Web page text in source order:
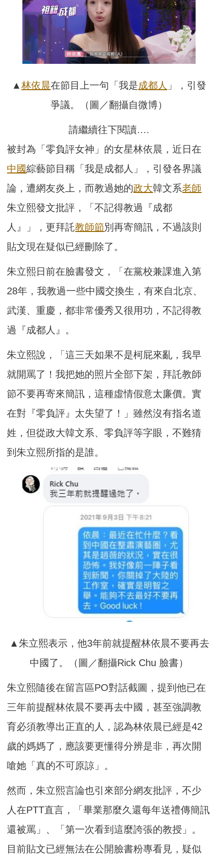
▲ 林依晨在節目上一句「我是成都人 」，引發
爭議。（圖／翻攝自微博）
請繼續往下閱讀….
被封為「零負評女神」的女星林依晨，近日在
中國綜藝節目稱「我是成都人」，引發各界議
論，遭網友炎上，而教過她的政大韓文系老師
朱立熙發文批評，「不記得教過『成都
人』」，更拜託教師節別再寄簡訊，不過該則
貼文現在疑似已經刪除了。
朱立熙日前在臉書發文，「在黨校兼課進入第
28年，我教過一些中國交換生，有來自北京、
武漢、重慶，都非常優秀又很用功，不記得教
過『成都人』。
朱立熙說，「這三天如果不是柯屁來亂，我早
就開罵了！我把她的照片全部下架，拜託教師
節不要再寄來簡訊，這種虛情假意太廉價。實
在對『零負評』太失望了！」雖然沒有指名道
姓，但從政大韓文系、零負評等字眼，不難猜
到朱立熙所指的是誰。
▲朱立熙表示，他3年前就提醒林依晨不要再去
中國了。（圖／翻攝Rick Chu 臉書）
朱立熙隨後在留言區PO對話截圖，提到他已在
三年前提醒林依晨不要再去中國，甚至強調教
育必須教導出正直的人，認為林依晨已經是42
歲的媽媽了，應該要更懂得分辨是非，再次開
嗆她「真的不可原諒」。
然而，朱立熙言論也引來部分網友批評，不少
人在PTT直言，「畢業那麼久還每年送禮傳簡訊
還被罵」、「第一次看到這麼誇張的教授」。
目前貼文已經無法在公開臉書粉專看見，疑似